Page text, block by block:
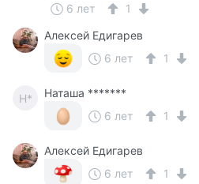
6 лет
1
Алексей Едигарев
6 лет
1
Н*
Наташа *******
6 лет
1
Алексей Едигарев
6 лет
1